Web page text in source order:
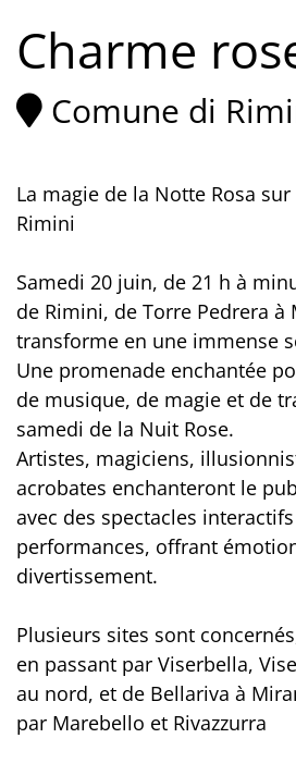
Charme
Comune di
La magie de la Notte Rosa
Rimini
Samedi 20 juin, de 21 h à
de Rimini, de Torre Pedrera à
transforme en une immense
Une promenade enchantée
de musique, de magie et de
samedi de la Nuit Rose.
Artistes, magiciens,
acrobates enchanteront le
avec des spectacles
performances, offrant
divertissement.
Plusieurs sites sont
en passant par Viserbella,
au nord, et de Bellariva à
par Marebello et Rivazzurra